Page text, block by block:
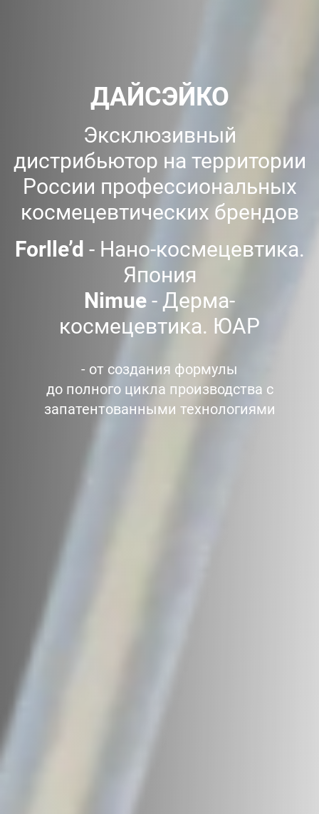
ДАЙСЭЙКО
Эксклюзивный
дистрибьютор на территории
России профессиональных
космецевтических брендов
Forlle’d - Нано-космецевтика.
Япония
Nimue - Дерма-
космецевтика. ЮАР
- от создания формулы
до полного цикла производства с
запатентованными технологиями